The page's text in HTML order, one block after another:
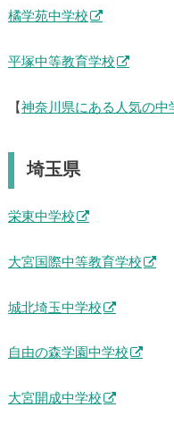
橘学苑中学校
平塚中等教育学校
【 神奈川県にある人気の中
埼玉県
栄東中学校
大宮国際中等教育学校
城北埼玉中学校
自由の森学園中学校
大宮開成中学校